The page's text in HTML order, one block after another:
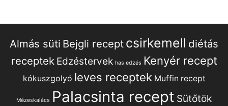
Almás süti Bejgli recept csirkemell diétás
receptek Edzéstervek has edzés Kenyér recept
kókuszgolyó leves receptek Muffin recept
Mézeskalács Palacsinta recept Sütőtök